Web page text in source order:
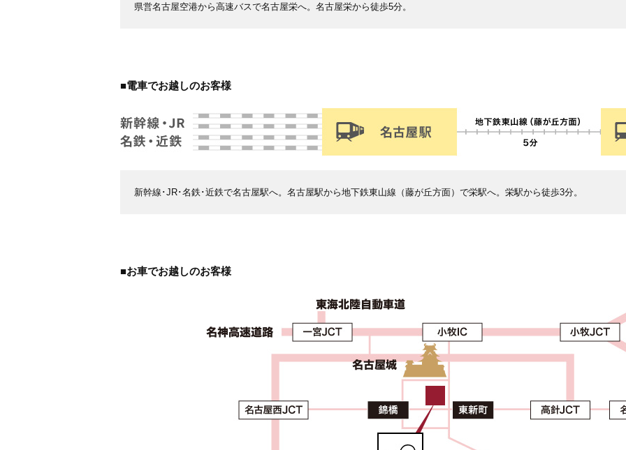
県営名古屋空港から高速バスで名古屋栄へ。名古屋栄から徒歩5分。
■電車でお越しのお客様
新幹線･JR･名鉄･近鉄で名古屋駅へ。名古屋駅から地下鉄東山線（藤が丘方面）で栄駅へ。栄駅から徒歩3分。
■お車でお越しのお客様